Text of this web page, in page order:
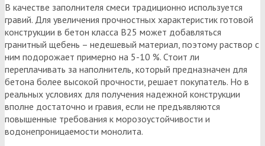
В качестве заполнителя смеси традиционно используется
гравий. Для увеличения прочностных характеристик готовой
конструкции в бетон класса В25 может добавляться
гранитный щебень – недешевый материал, поэтому раствор с
ним подорожает примерно на 5-10 %. Стоит ли
переплачивать за наполнитель, который предназначен для
бетона более высокой прочности, решает покупатель. Но в
реальных условиях для получения надежной конструкции
вполне достаточно и гравия, если не предъявляются
повышенные требования к морозоустойчивости и
водонепроницаемости монолита.